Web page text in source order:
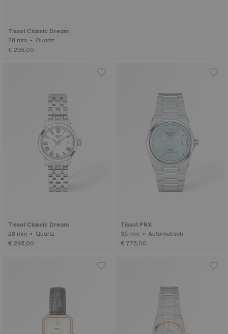
Tissot Classic Dream
28 mm • Quartz
€ 295,00
Tissot Classic Dream
28 mm • Quartz
€ 295,00
Tissot PRX
35 mm • Automatisch
€ 775,00